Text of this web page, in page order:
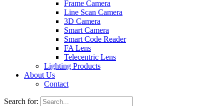
Frame Camera
Line Scan Camera
3D Camera
Smart Camera
Smart Code Reader
FA Lens
Telecentric Lens
Lighting Products
About Us
Contact
Search for: